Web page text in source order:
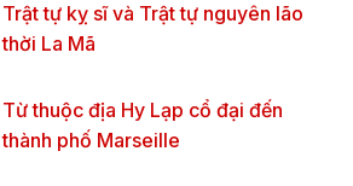
Trật tự kỵ sĩ và Trật tự nguyên lão
thời La Mã
Từ thuộc địa Hy Lạp cổ đại đến
thành phố Marseille